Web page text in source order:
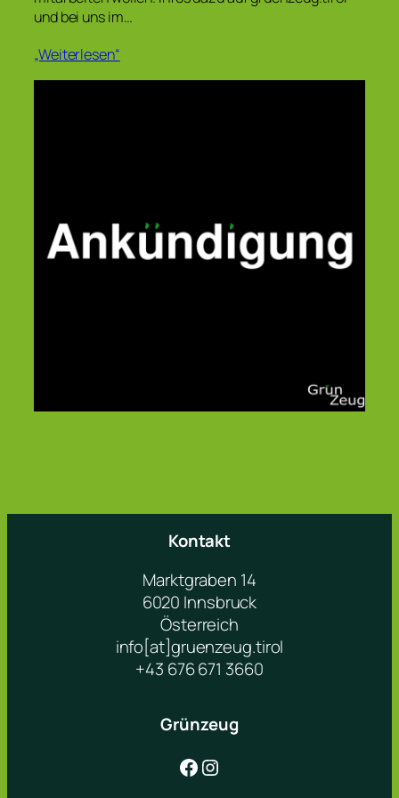
und bei uns im…
„Weiterlesen“
Kontakt
Marktgraben 14
6020 Innsbruck
Österreich
info[at]gruenzeug.tirol
+43 676 671 3660
Grünzeug
Facebook Instagram